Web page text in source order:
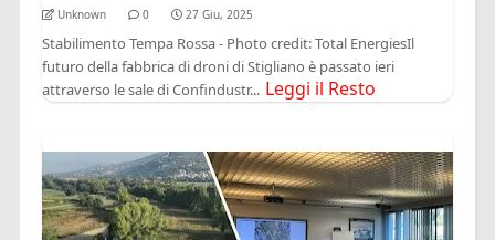
Unknown 0 27 Giu, 2025
Stabilimento Tempa Rossa - Photo credit: Total EnergiesIl
futuro della fabbrica di droni di Stigliano è passato ieri
attraverso le sale di Confindustr... Leggi il Resto